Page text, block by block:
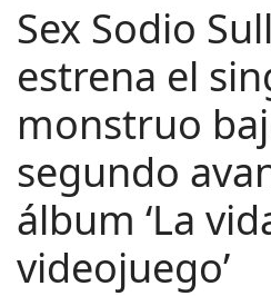
Sex Sodio
estrena el
monstruo
segundo
álbum ‘La
videojuego’